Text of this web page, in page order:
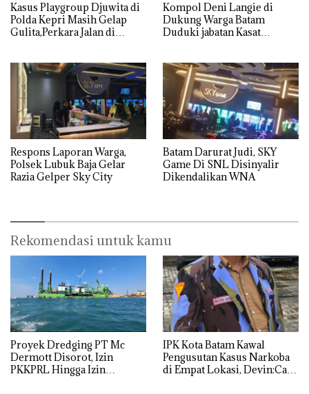
Kasus Playgroup Djuwita di
Polda Kepri Masih Gelap
Gulita,Perkara Jalan di
Kompol Deni Langie di
Dukung Warga Batam
Duduki jabatan Kasat
Respons Laporan Warga,
Polsek Lubuk Baja Gelar
Razia Gelper Sky City
Batam Darurat Judi, SKY
Game Di SNL Disinyalir
Dikendalikan WNA
Rekomendasi untuk kamu
Proyek Dredging PT Mc
Dermott Disorot, Izin
PKKPRL Hingga Izin
IPK Kota Batam Kawal
Pengusutan Kasus Narkoba
di Empat Lokasi, Devin:Cari